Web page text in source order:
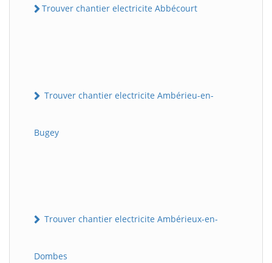
Trouver chantier electricite Abbécourt
Trouver chantier electricite Ambérieu-en-
Bugey
Trouver chantier electricite Ambérieux-en-
Dombes